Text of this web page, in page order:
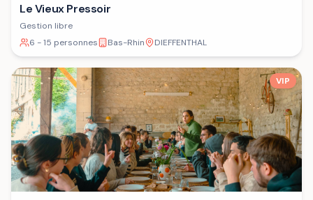
Le Vieux Pressoir
Gestion libre
6 - 15 personnes
Bas-Rhin DIEFFENTHAL
VIP